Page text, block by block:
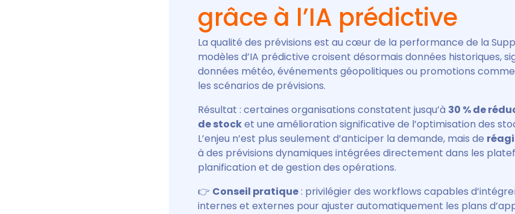
grâce à l’IA prédictive
La qualité des prévisions est au cœur de la performance de la
modèles d’IA prédictive croisent désormais données historiques,
données météo, événements géopolitiques ou promotions
les scénarios de prévisions.
Résultat : certaines organisations constatent jusqu’à 30 % de
de stocket une amélioration significative de l’optimisation des
L’enjeu n’est plus seulement d’anticiper la demande, mais de
à des prévisions dynamiques intégrées directement dans les
planification et de gestion des opérations.
👉 Conseil pratique: privilégier des workflows capables
internes et externes pour ajuster automatiquement les plans